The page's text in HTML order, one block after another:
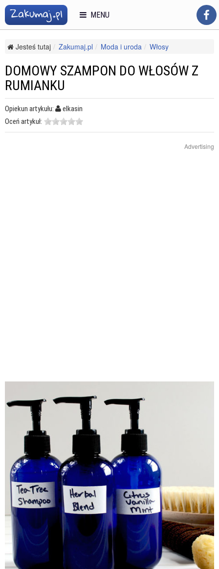
Jesteś tutaj Zakumaj.pl Moda i uroda
Włosy
Domowy szampon do włosów z rumianku
DOMOWY SZAMPON DO WŁOSÓW Z
RUMIANKU
Opiekun artykułu:
elkasin
Oceń artykuł:
Advertising
MENU